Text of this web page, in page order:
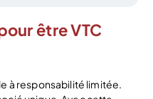
être VTC
à responsabilité limitée.